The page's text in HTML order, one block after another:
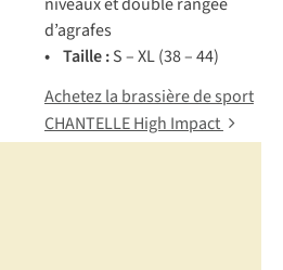
d’agrafes
• Taille :S – XL (38 – 44)
Achetez la brassière de sport
CHANTELLE High Impact